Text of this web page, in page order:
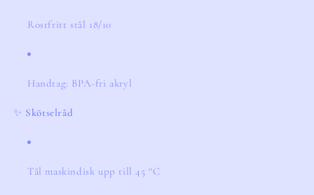
Rostfritt stål 18/10
Handtag: BPA-fri akryl
✨ Skötselråd
Tål maskindisk upp till 45 °C